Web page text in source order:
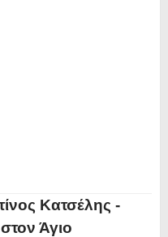
Κατσέλης -
Άγιο